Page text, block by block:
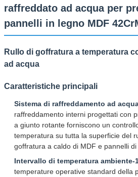
raffreddato ad acqua per
pannelli in legno MDF
Rullo di goffratura a temperatura
ad acqua
Caratteristiche principali
Sistema di raffreddamento ad
raffreddamento interni progettati con
a giunto rotante forniscono un
temperatura su tutta la superficie del
goffratura a caldo di MDF e pannelli di
Intervallo di temperatura ambiente-
temperature operative standard della